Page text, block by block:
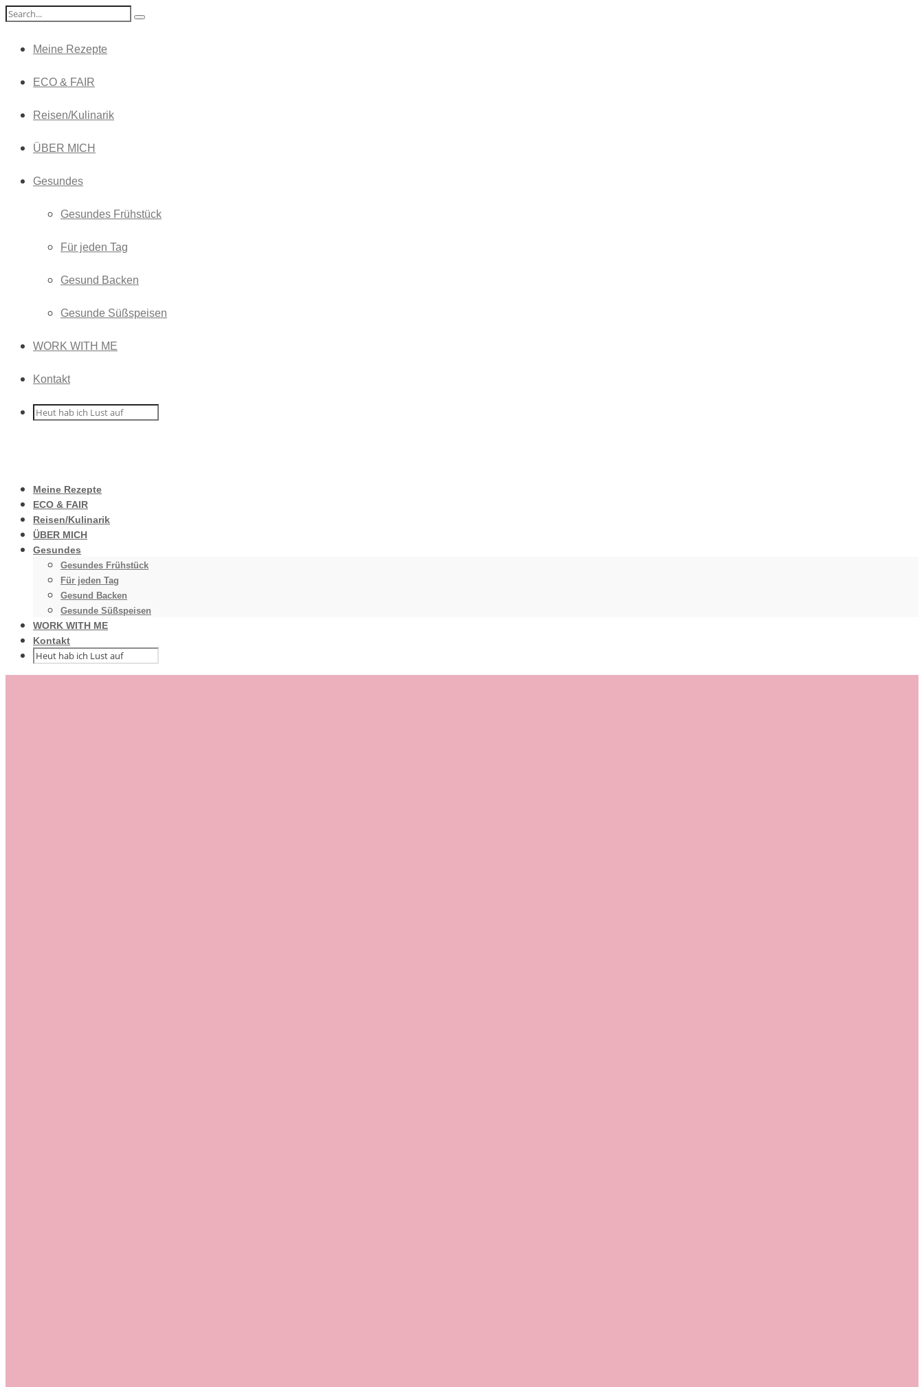
Meine Rezepte
ECO & FAIR
Reisen/Kulinarik
ÜBER MICH
Gesundes
Gesundes Frühstück
Für jeden Tag
Gesund Backen
Gesunde Süßspeisen
WORK WITH ME
Kontakt
Meine Rezepte
ECO & FAIR
Reisen/Kulinarik
ÜBER MICH
Gesundes
Gesundes Frühstück
Für jeden Tag
Gesund Backen
Gesunde Süßspeisen
WORK WITH ME
Kontakt